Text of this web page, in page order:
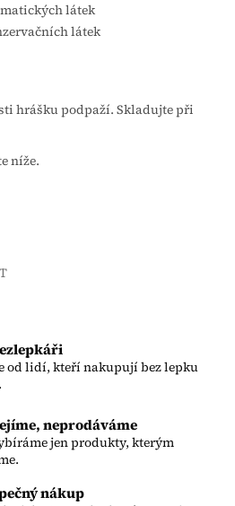
látek
látek
hrášku podpaží. Skladujte při
níže.
od lidí, kteří nakupují bez lepku
neprodáváme
jen produkty, kterým
nákup